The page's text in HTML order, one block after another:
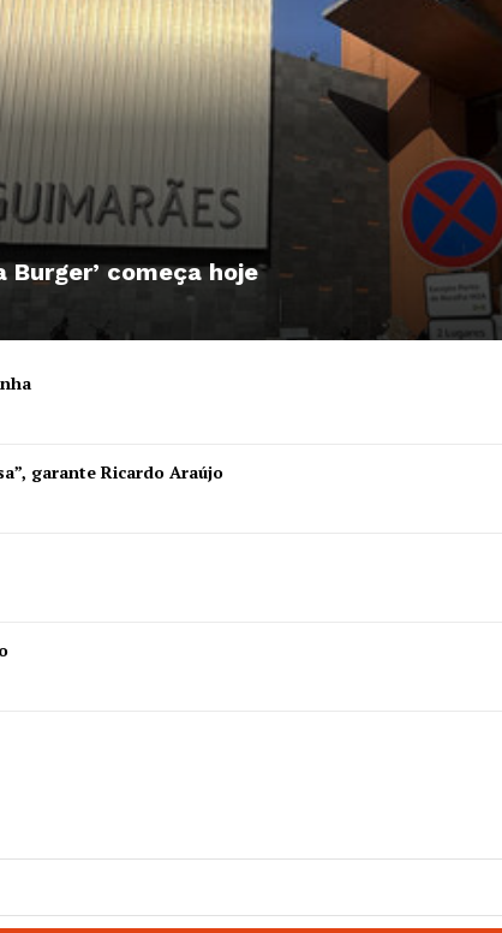
agora!
Burger’ começa hoje
garante Ricardo Araújo